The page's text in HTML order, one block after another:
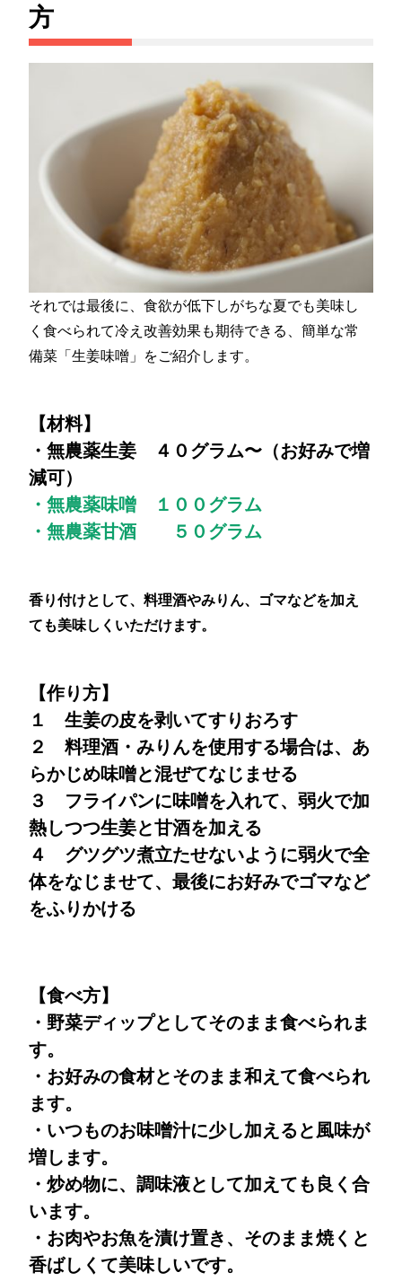
方
それでは最後に、食欲が低下しがちな夏でも美味し
く食べられて冷え改善効果も期待できる、簡単な常
備菜「生姜味噌」をご紹介します。
【材料】
・無農薬生姜 ４０グラム〜（お好みで増
減可）
・無農薬味噌 １００グラム
・無農薬甘酒 ５０グラム
香り付けとして、料理酒やみりん、ゴマなどを加え
ても美味しくいただけます。
【作り方】
１ 生姜の皮を剥いてすりおろす
２ 料理酒・みりんを使用する場合は、あ
らかじめ味噌と混ぜてなじませる
３ フライパンに味噌を入れて、弱火で加
熱しつつ生姜と甘酒を加える
４ グツグツ煮立たせないように弱火で全
体をなじませて、最後にお好みでゴマなど
をふりかける
【食べ方】
・野菜ディップとしてそのまま食べられま
す。
・お好みの食材とそのまま和えて食べられ
ます。
・いつものお味噌汁に少し加えると風味が
増します。
・炒め物に、調味液として加えても良く合
います。
・お肉やお魚を漬け置き、そのまま焼くと
香ばしくて美味しいです。